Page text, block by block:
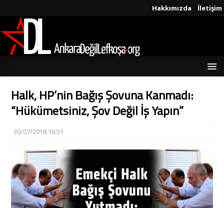
Hakkımızda İletişim
Halk, HP’nin Bağış Şovuna Kanmadı:
“Hükümetsiniz, Şov Değil İş Yapın”
30/07/2018 16:51